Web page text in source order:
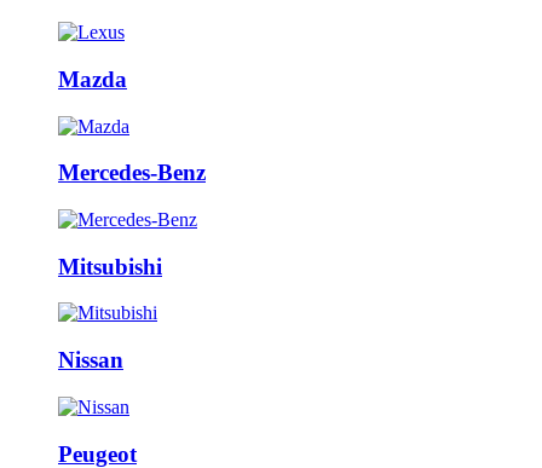
Mazda
Mercedes-Benz
Mitsubishi
Nissan
Peugeot